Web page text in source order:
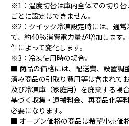
※1：温度切替は庫内全体での切り替
ごとに設定はできません。
※2：クイック冷凍設定時には、通常
て、約40％消費電力量が増加します
件によって変化します。
※3：冷凍使用時の場合。
■ 商品の価格には、配送費、設置調
済み商品の引取り費用等は含まれて
及び冷凍庫（家庭用）を廃棄する場
基づく収集・運搬料金、再商品化等
必要になります。
■ オープン価格の商品は希望小売価